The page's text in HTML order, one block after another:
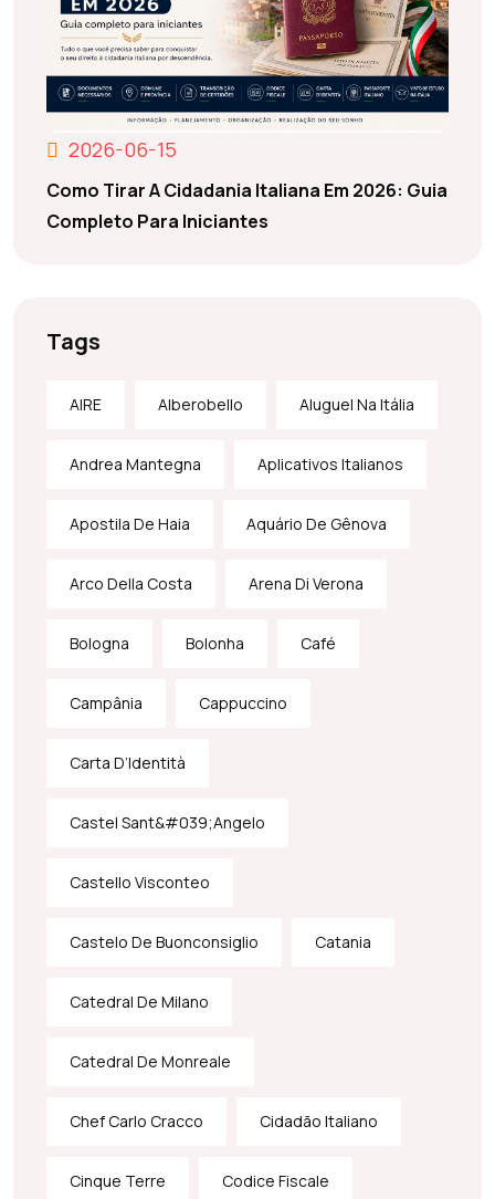
2026-06-15
Como Tirar A Cidadania Italiana Em 2026: Guia
Completo Para Iniciantes
Tags
AIRE Alberobello Aluguel Na Itália
Andrea Mantegna Aplicativos Italianos
Apostila De Haia Aquário De Gênova
Arco Della Costa Arena Di Verona
Bologna Bolonha Café
Campânia Cappuccino
Carta D’Identità
Castel Sant&#039;Angelo
Castello Visconteo
Castelo De Buonconsiglio Catania
Catedral De Milano
Catedral De Monreale
Chef Carlo Cracco Cidadão Italiano
Cinque Terre Codice Fiscale